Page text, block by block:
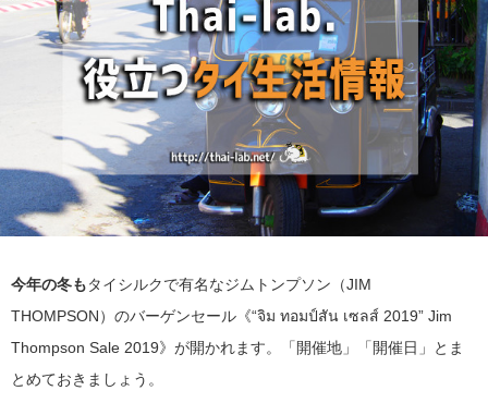
今年の冬も タイシルクで有名なジムトンプソン（JIM
THOMPSON）のバーゲンセール《“จิม ทอมป์สัน เซลส์ 2019” Jim
Thompson Sale 2019》が開かれます。「開催地」「開催日」とま
とめておきましょう。